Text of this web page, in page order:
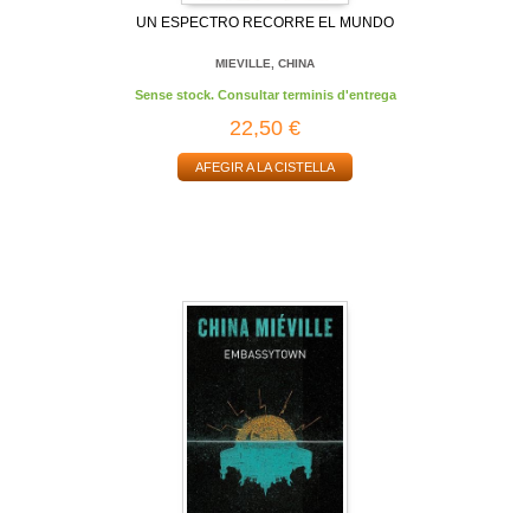
UN ESPECTRO RECORRE EL MUNDO
MIEVILLE, CHINA
Sense stock. Consultar terminis d'entrega
22,50 €
AFEGIR A LA CISTELLA